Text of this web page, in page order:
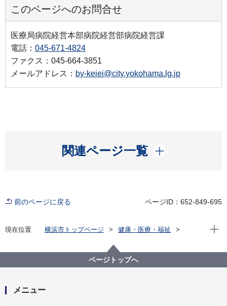
このページへのお問合せ
医療局病院経営本部病院経営部病院経営課
電話： 045-671-4824
ファクス：045-664-3851
メールアドレス： by-keiei@city.yokohama.lg.jp
関連ページ一覧
開く
前のページに戻る ページID：652-849-695
現在位置 横浜市トップページ
健康・医療・福祉
横浜市立市民病院跡地整備工事について
現在
ページトップへ
メニュー